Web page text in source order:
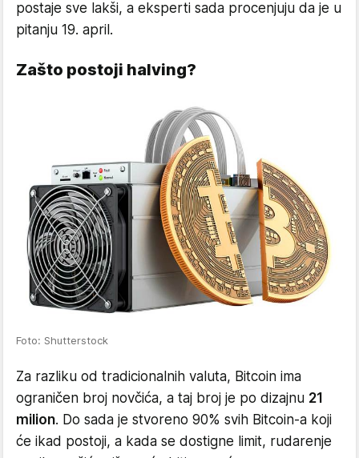
postaje sve lakši, a eksperti sada procenjuju da je u
pitanju 19. april.
Zašto postoji halving?
Foto: Shutterstock
Za razliku od tradicionalnih valuta, Bitcoin ima
ograničen broj novčića, a taj broj je po dizajnu 21
milion. Do sada je stvoreno 90% svih Bitcoin-a koji
će ikad postoji, a kada se dostigne limit, rudarenje